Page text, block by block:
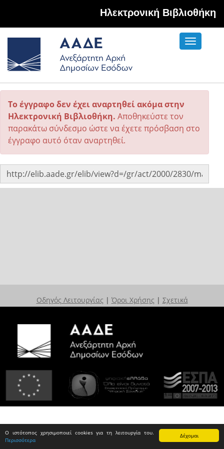
Δέχομαι
Ο ιστότοπος χρησιμοποιεί cookies για τη λειτουργία του.
Περισσότερα
Hλεκτρονική Βιβλιοθήκη
Toggle
Το έγγραφο δεν έχει αναρτηθεί ακόμα στην
Ηλεκτρονική Βιβλιοθήκη. Αποθηκεύστε τον
παρακάτω σύνδεσμο ώστε να έχετε πρόσβαση στο
έγγραφο αυτό όταν αναρτηθεί.
Οδηγός Λειτουργίας | Όροι Χρήσης | Σχετικά